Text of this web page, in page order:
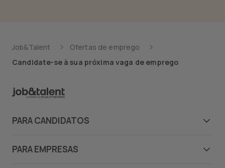
Job&Talent
Ofertas de emprego
Candidate-se à sua próxima vaga de emprego
PARA CANDIDATOS
PARA EMPRESAS